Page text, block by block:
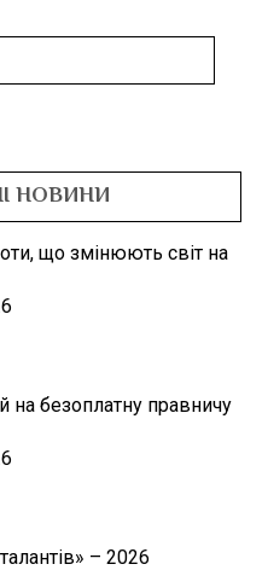
НОВИНИ
що змінюють світ на
на безоплатну правничу
– 2026